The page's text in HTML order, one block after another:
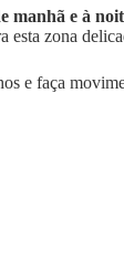
manhã e à
esta zona
e faça